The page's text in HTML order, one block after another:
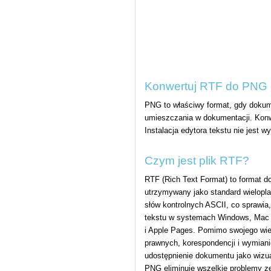
Konwertuj RTF do
PNG to właściwy format, gdy
umieszczania w dokumentacji.
Instalacja edytora tekstu nie jest
Czym jest plik RTF?
RTF (Rich Text Format) to format
utrzymywany jako standard
słów kontrolnych ASCII, co
tekstu w systemach Windows,
i Apple Pages. Pomimo swojego
prawnych, korespondencji i
udostępnienie dokumentu jako
PNG eliminuje wszelkie problemy